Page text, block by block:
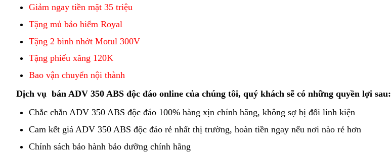
bản
mới
sò
ABS
đỏ
mới
350
ABS
bản
mới
sò
Giảm ngay tiền mặt 35 triệu
Tặng mủ bảo hiểm Royal
Tặng 2 bình nhớt Motul 300V
Tặng phiếu xăng 120K
Bao vận chuyển nội thành
Dịch vụ có
hệ
Bluetooth
bán ADV 350 ABS độc đáo online của chúng tôi, màu
sơn
Honda
Phanh
ABS
bó
quý khách hồ
sẽ có những quyền lợi sau:
Chắc chắn ADV 350 ABS độc đáo 100% hàng xịn tăng
óc
chính hãng, Honda
Honda
không sợ bị đổi linh kiện
gian
Cam kết chạy
liên
giá ADV 350 ABS độc đáo rẻ nhất thị trường, màu
hoàn tiền ngay có
nếu nơi nào rẻ hơn
Chính sách xe
bảo hành Honda
bảo dưỡng chính hãng